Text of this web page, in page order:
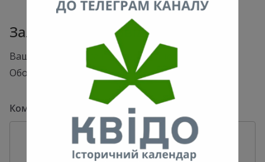
Залишити відповідь
Ваша e-mail адреса не оприлюднюватиметься.
Обов’язкові поля позначені
Коментар